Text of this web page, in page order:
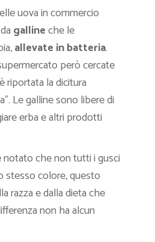
uova in commercio
gallineche le
allevate in batteria.
però cercate
riportata la dicitura
Le galline sono libere di
erba e altri prodotti
notato che non tutti i gusci
stesso colore, questo
razza e dalla dieta che
non ha alcun